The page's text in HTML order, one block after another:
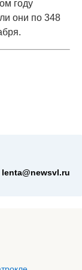
году
они по 348
lenta@newsvl.ru